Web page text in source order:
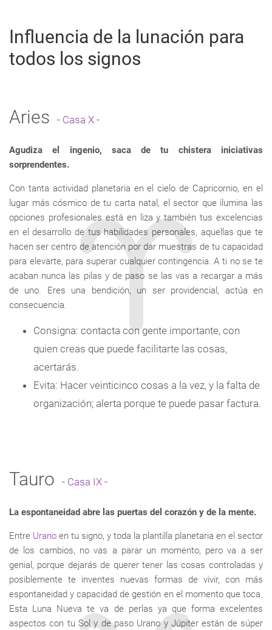
Influencia de la lunación para
todos los signos
Aries - Casa X -
Agudiza el ingenio, saca de tu chistera iniciativas
sorprendentes.
Con tanta actividad planetaria en el cielo de Capricornio, en el
lugar más cósmico de tu carta natal, el sector que ilumina las
opciones profesionales está en liza y también tus excelencias
en el desarrollo de tus habilidades personales, aquellas que te
hacen ser centro de atención por dar muestras de tu capacidad
para elevarte, para superar cualquier contingencia. A ti no se te
acaban nunca las pilas y de paso se las vas a recargar a más
de uno. Eres una bendición, un ser providencial, actúa en
consecuencia.
Consigna: contacta con gente importante, con
quien creas que puede facilitarte las cosas,
acertarás.
Evita: Hacer veinticinco cosas a la vez, y la falta de
organización; alerta porque te puede pasar factura.
Tauro - Casa IX -
La espontaneidad abre las puertas del corazón y de la mente.
Entre Urano en tu signo, y toda la plantilla planetaria en el sector
de los cambios, no vas a parar un momento, pero va a ser
genial, porque dejarás de querer tener las cosas controladas y
posiblemente te inventes nuevas formas de vivir, con más
espontaneidad y capacidad de gestión en el momento que toca.
Esta Luna Nueva te va de perlas ya que forma excelentes
aspectos con tu Sol y de paso Urano y Júpiter están de súper